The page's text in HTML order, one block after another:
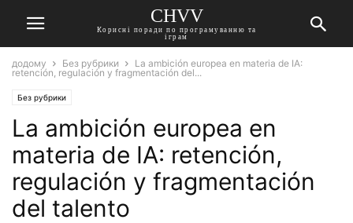
CHVV
Корисні поради по програмуванню та
іграм
додому Без рубрики
La ambición europea en materia de IA:
retención, regulación y fragmentación del...
Без рубрики
La ambición europea en
materia de IA: retención,
regulación y fragmentación
del talento